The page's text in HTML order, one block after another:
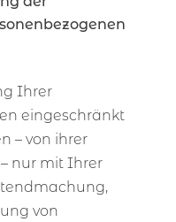
Ihrer
eingeschränkt
– von ihrer
nur mit Ihrer
von